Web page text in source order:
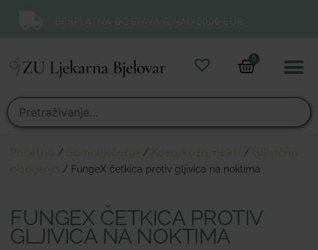
0
/ / /
/ FungeX četkica protiv gljivica na noktima
FUNGEX ČETKICA PROTIV
GLJIVICA NA NOKTIMA